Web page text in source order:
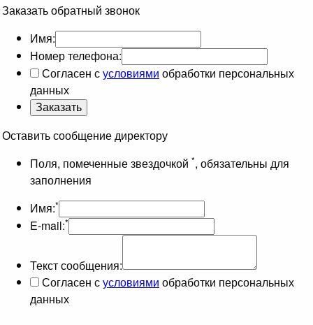
Заказать обратный звонок
Имя:
Номер телефона:
Согласен сусловиями обработки персональных
данных
Оставить сообщение директору
Поля, помеченные звездочкой *, обязательны для
заполнения
Имя:*
E-mail:*
Текст сообщения:
Согласен сусловиями обработки персональных
данных